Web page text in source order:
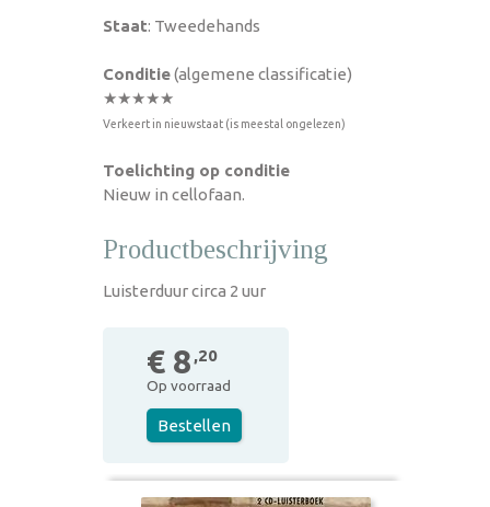
Staat: Tweedehands
Conditie(algemene classificatie)
★★★★★
Verkeert in nieuwstaat (is meestal ongelezen)
Toelichting op conditie
Nieuw in cellofaan.
Productbeschrijving
Luisterduur circa 2 uur
€ 8 ,20
Op voorraad
Bestellen